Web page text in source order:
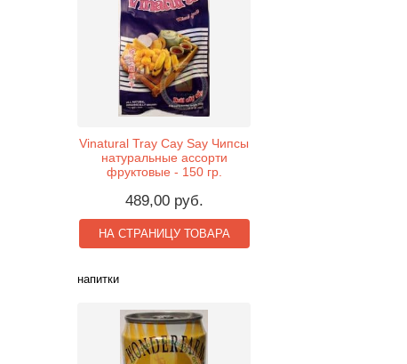
Vinatural Tray Cay Say Чипсы
натуральные ассорти
фруктовые - 150 гр.
489,00 руб.
НА СТРАНИЦУ ТОВАРА
напитки